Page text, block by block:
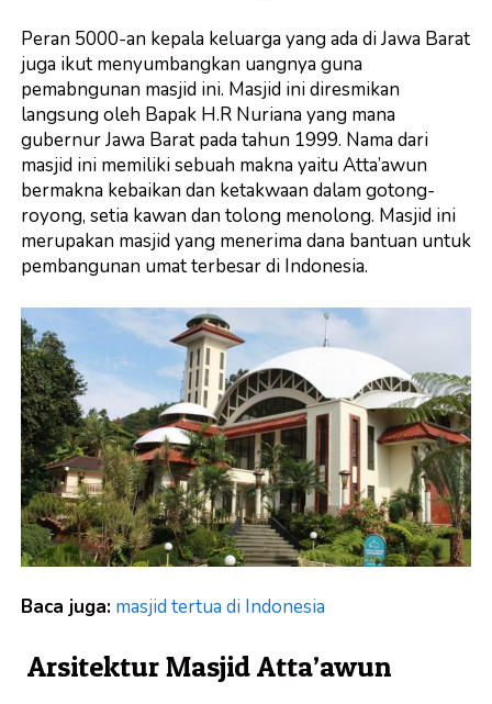
Peran 5000-an kepala keluarga yang ada di Jawa Barat
juga ikut menyumbangkan uangnya guna
pemabngunan masjid ini. Masjid ini diresmikan
langsung oleh Bapak H.R Nuriana yang mana
gubernur Jawa Barat pada tahun 1999. Nama dari
masjid ini memiliki sebuah makna yaitu Atta’awun
bermakna kebaikan dan ketakwaan dalam gotong-
royong, setia kawan dan tolong menolong. Masjid ini
merupakan masjid yang menerima dana bantuan untuk
pembangunan umat terbesar di Indonesia.
Baca juga: masjid tertua di Indonesia
Arsitektur Masjid Atta’awun